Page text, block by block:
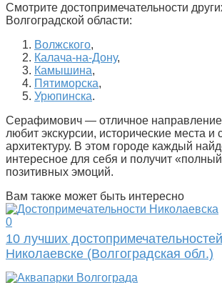
Смотрите достопримечательности
Волгоградской области:
Волжского,
Калача-на-Дону,
Камышина,
Пятиморска,
Урюпинска.
Серафимович — отличное направление
любит экскурсии, исторические места и
архитектуру. В этом городе каждый
интересное для себя и получит
позитивных эмоций.
Вам также может быть интересно
0
10 лучших
Николаевске (Волгоградская обл.)